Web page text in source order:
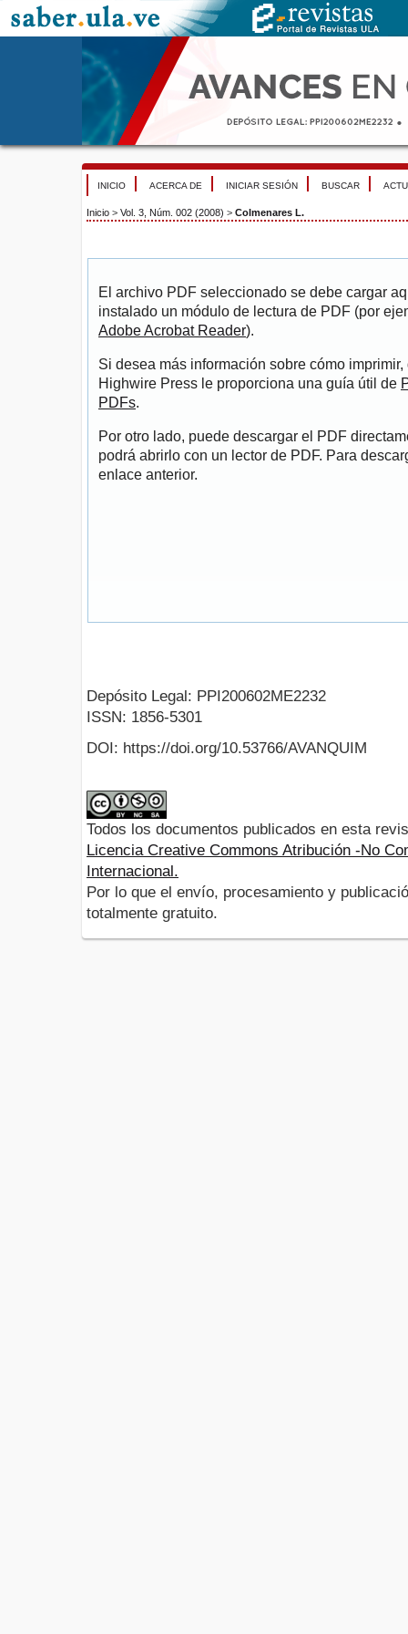
INICIO ACERCA DE INICIAR SESIÓN BUSCAR
Inicio > Vol. 3, Núm. 002 (2008) > Colmenares L.
El archivo PDF seleccionado se debe cargar
instalado un módulo de lectura de PDF (por
Adobe Acrobat Reader).
Si desea más información sobre cómo
Highwire Press le proporciona una guía útil de
PDFs.
Por otro lado, puede descargar el PDF
podrá abrirlo con un lector de PDF. Para
enlace anterior.
Depósito Legal: PPI200602ME2232
ISSN: 1856-5301
DOI: https://doi.org/10.53766/AVANQUIM
Todos los documentos publicados en esta
Licencia Creative Commons Atribución -No
Internacional.
Por lo que el envío, procesamiento y
totalmente gratuito.